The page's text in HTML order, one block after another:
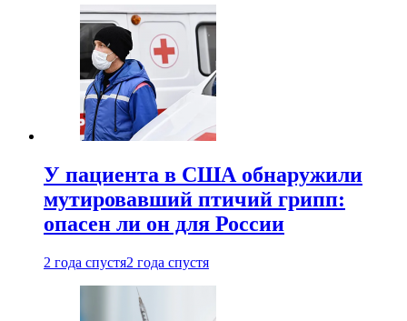
У пациента в США обнаружили
мутировавший птичий грипп:
опасен ли он для России
2 года спустя2 года спустя